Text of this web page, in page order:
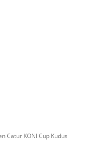
Catur KONI Cup Kudus